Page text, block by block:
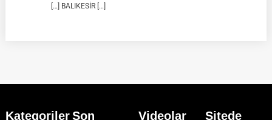
[…] BALIKESİR […]
KategorilerSon
Videolar
Sitede